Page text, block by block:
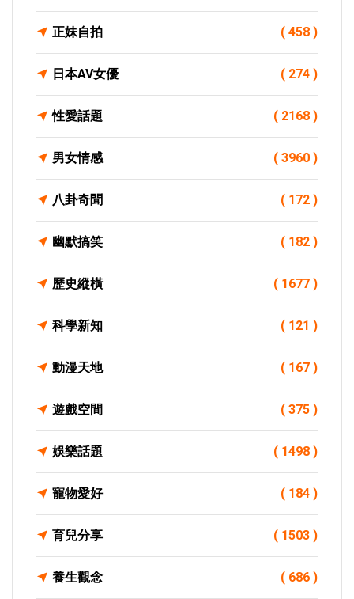
正妹自拍 ( 458 )
日本AV女優 ( 274 )
性愛話題 ( 2168 )
男女情感 ( 3960 )
八卦奇聞 ( 172 )
幽默搞笑 ( 182 )
歷史縱橫 ( 1677 )
科學新知 ( 121 )
動漫天地 ( 167 )
遊戲空間 ( 375 )
娛樂話題 ( 1498 )
寵物愛好 ( 184 )
育兒分享 ( 1503 )
養生觀念 ( 686 )